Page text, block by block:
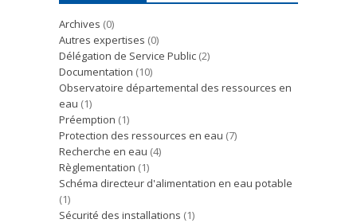
Archives (0)
Autres expertises (0)
Délégation de Service Public (2)
Documentation (10)
Observatoire départemental des ressources en
eau (1)
Préemption (1)
Protection des ressources en eau (7)
Recherche en eau (4)
Règlementation (1)
Schéma directeur d'alimentation en eau potable
(1)
Sécurité des installations (1)